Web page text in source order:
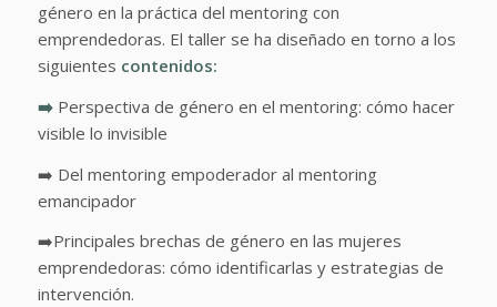
género en la práctica del mentoring con
emprendedoras. El taller se ha diseñado en torno a los
siguientes contenidos:
➡️Perspectiva de género en el mentoring: cómo hacer
visible lo invisible
➡️ Del mentoring empoderador al mentoring
emancipador
➡️Principales brechas de género en las mujeres
emprendedoras: cómo identificarlas y estrategias de
intervención.